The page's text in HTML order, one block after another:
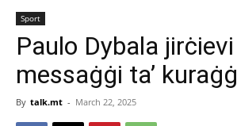
Sport
Paulo Dybala jirċievi
messaġġi ta’ kuraġġ
By talk.mt - March 22, 2025